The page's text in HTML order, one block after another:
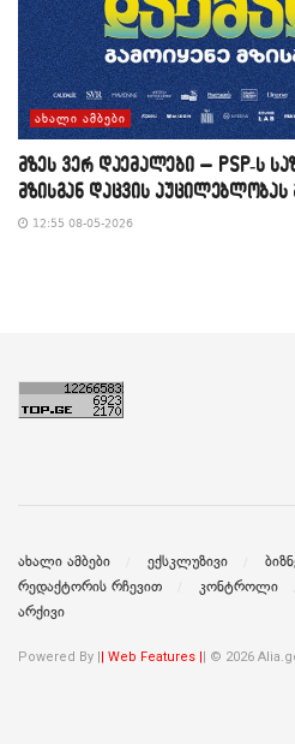
ᲐᲮᲐᲚᲘ ᲐᲛᲑᲔᲑᲘ
მზეს ვერ დაემალები – PSP-ს
მზისგან დაცვის აუცილებლობას
12:55 08-05-2026
ახალი ამბები ექსკლუზივი
რედაქტორის რჩევით
კონტროლი
არქივი
Powered By || Web Features || © 2026